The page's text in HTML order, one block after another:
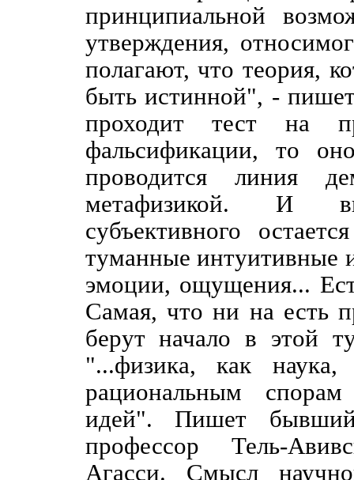
принципиальной
утверждения,
полагают, что теория,
быть истинной", -
проходит тест на
фальсификации, то
проводится линия
метафизикой. И
субъективного
туманные интуитивные
эмоции, ощущения...
Самая, что ни на есть
берут начало в этой
"...физика, как
рациональным
идей". Пишет
профессор Тель-
Агасси. Смысл